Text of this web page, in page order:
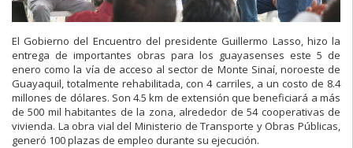
El Gobierno del Encuentro del presidente Guillermo Lasso, hizo la
entrega de importantes obras para los guayasenses este 5 de
enero como la vía de acceso al sector de Monte Sinaí, noroeste de
Guayaquil, totalmente rehabilitada, con 4 carriles, a un costo de 8.4
millones de dólares. Son 4.5 km de extensión que beneficiará a más
de 500 mil habitantes de la zona, alrededor de 54 cooperativas de
vivienda. La obra vial del Ministerio de Transporte y Obras Públicas,
generó 100 plazas de empleo durante su ejecución.